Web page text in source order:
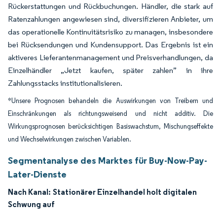
Rückerstattungen und Rückbuchungen. Händler, die stark auf
Ratenzahlungen angewiesen sind, diversifizieren Anbieter, um
das operationelle Kontinuitätsrisiko zu managen, insbesondere
bei Rücksendungen und Kundensupport. Das Ergebnis ist ein
aktiveres Lieferantenmanagement und Preisverhandlungen, da
Einzelhändler „Jetzt kaufen, später zahlen” in ihre
Zahlungsstacks institutionalisieren.
*Unsere Prognosen behandeln die Auswirkungen von Treibern und
Einschränkungen als richtungsweisend und nicht additiv. Die
Wirkungsprognosen berücksichtigen Basiswachstum, Mischungseffekte
und Wechselwirkungen zwischen Variablen.
Segmentanalyse des Marktes für Buy-Now-Pay-
Later-Dienste
Nach Kanal: Stationärer Einzelhandel holt digitalen
Schwung auf